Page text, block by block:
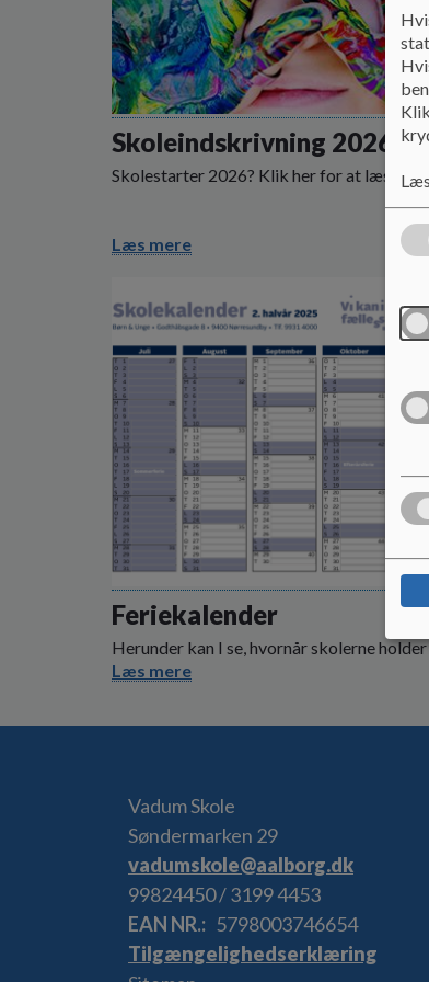
Skoleindskrivning 2026
Skolestarter 2026? Klik her for at læse
Læs mere
Feriekalender
Herunder kan I se, hvornår skolerne
Læs mere
Vadum Skole
Søndermarken 29
vadumskole@aalborg.dk
99824450 / 3199 4453
EAN NR.
5798003746654
Tilgængelighedserklæring